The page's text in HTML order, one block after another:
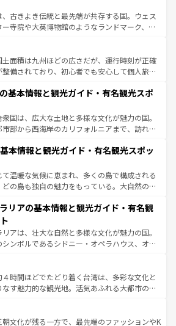
以外の地域にも魅力が溢れており、どの街角に
史と文化が息づいている。パリ以外の個性あふ
ほしい。
国は、どこを歩いても飽きることがない。ベ
化的活気、バイエルン州のアルプスの絶景、そ
川沿いのワイン畑といった風景は必見。ビール
人にはぜひ体験してほしい。 なお、新着の
はコンテンツ一覧を参照してほしい。
、古きよき伝統と最先端が共存する国。ウェス
ー寺院や大英博物館のようなランドマーク、歴
異なる魅力がある。また、優雅なアフタヌーン
ール好きにはたまらない英国パブ、サッカー観
場だからこそできる体験も豊富。イギリスを旅
参照してほしい。
土面積は九州ほどの広さだが、運行時刻が正確
整備されており、初心者でも安心して個人旅行
まま残る町や、スイスならではのユニークな
り、アルプス観光だけでなく町歩きも満喫する
。国民の所得が高いため物価も高いが、旅行
通パス提供のサービスもあり、うまく活用すれ
情報はコンテンツ一覧を参照してほしい。
基本情報と観光ガイド・有名観光スポ
国は、広大な土地と多様な文化が魅力の国。
市部から西海岸のカリフォルニアまで、訪れる
都市は、観光、ショッピング、エンターテイ
詰まった刺激的なスポットだ。一方、アメリカ
自然が広がり、グランドキャニオンやイエロー
立公園といった絶景が堪能できる。さらに、南
旅行者はアメリカの各地域で異なる魅力を楽
その多様性と豊かな歴史を感じることができ
でのロードトリップや列車の旅も、アメリカ
旅のスタイルだ。 なお、新着のアメリカ
テンツ一覧 を参照してほしい。
本情報と観光ガイド・有名観光スポッ
て温暖な気候に恵まれ、多くの島で構成される
どの島も独自の魅力をもっている。大自然の神
せない。また、定番の観光地といえばオアフ
な自然を求めるならマウイ島やカウアイ島が
メラルドグリーンに輝く海をはじめ、豊かな
が息づいている。「アロハスピリット」と呼ば
いローカルフードやハワイアンミュージッ
なフラダンスなど、すべてがハワイの魅力を彩
れるたびに新しい発見と感動が待っているハ
一覧
リアの基本情報と観光ガイド・有名観
アは、壮大な自然と多様な文化が魅力の国。
シンボルであるシドニー・オペラハウス、オー
大陸中央部にそびえるウルル（エアーズロッ
マニアの美しい原生林やケアンズの熱帯雨林な
ろがたくさん。また、カフェやワイン、オージ
ィビティも充実しており、サーフィンやダイ
イキングなど、アウトドア好きにはたまらな
４時間ほどでたどり着く台湾は、多彩な文化と
なす魅力的な観光地。活気あふれる大都市の台
な山岳地帯である台湾東部など、都市の喧騒
けさが共存しており、訪れる人に新しい発見と
朝文化が残る一方で、最先端のファッションやK